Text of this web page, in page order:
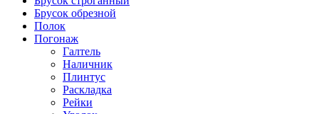
Брусок обрезной
Полок
Погонаж
Галтель
Наличник
Плинтус
Раскладка
Рейки